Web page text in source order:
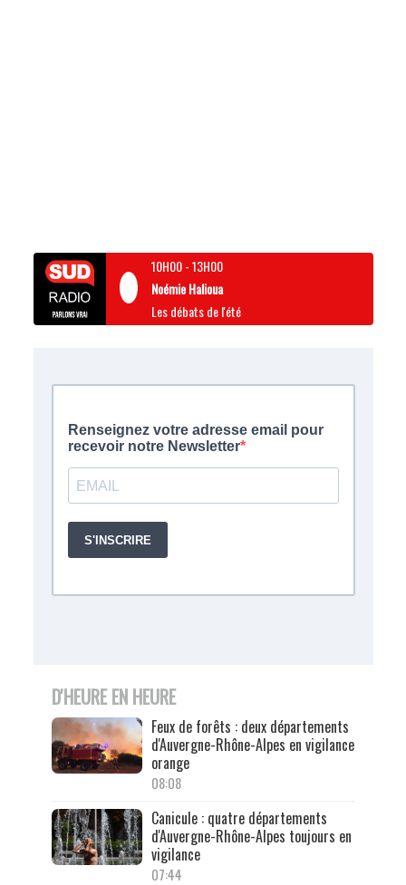
10H00-13H00
Noémie Halioua
Les débats de l'été
D'HEURE EN HEURE
Feux de forêts : deux départements
d'Auvergne-Rhône-Alpes en vigilance
orange
08:08
Canicule : quatre départements
d'Auvergne-Rhône-Alpes toujours en
vigilance
07:44